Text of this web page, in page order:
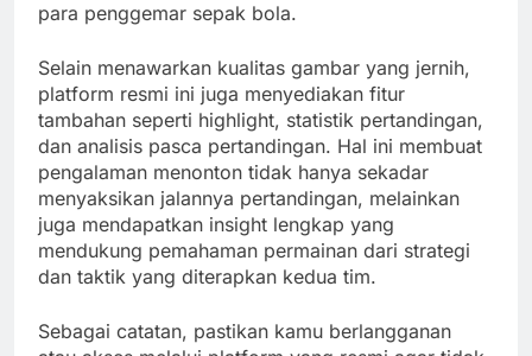
para penggemar sepak bola.
Selain menawarkan kualitas gambar yang jernih,
platform resmi ini juga menyediakan fitur
tambahan seperti highlight, statistik pertandingan,
dan analisis pasca pertandingan. Hal ini membuat
pengalaman menonton tidak hanya sekadar
menyaksikan jalannya pertandingan, melainkan
juga mendapatkan insight lengkap yang
mendukung pemahaman permainan dari strategi
dan taktik yang diterapkan kedua tim.
Sebagai catatan, pastikan kamu berlangganan